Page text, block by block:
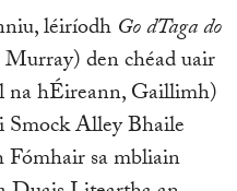
léiríodh Go dTaga do
den chéad uair
na hÉireann, Gaillimh)
Smock Alley Bhaile
sa mbliain